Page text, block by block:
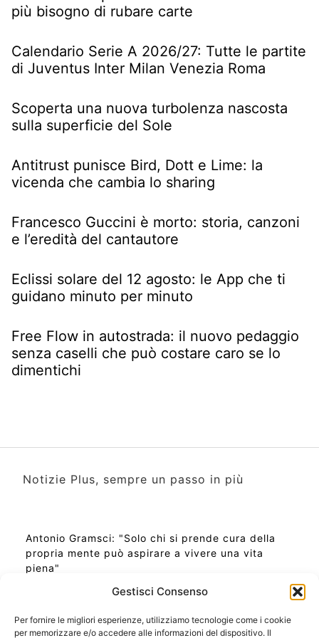
Gestisci Consenso
Per fornire le migliori esperienze, utilizziamo tecnologie come i cookie
per memorizzare e/o accedere alle informazioni del dispositivo. Il
più bisogno di rubare carte
Calendario Serie A 2026/27: Tutte le partite
di Juventus Inter Milan Venezia Roma
Scoperta una nuova turbolenza nascosta
sulla superficie del Sole
Antitrust punisce Bird, Dott e Lime: la
vicenda che cambia lo sharing
Francesco Guccini è morto: storia, canzoni
e l’eredità del cantautore
Eclissi solare del 12 agosto: le App che ti
guidano minuto per minuto
Free Flow in autostrada: il nuovo pedaggio
senza caselli che può costare caro se lo
dimentichi
Notizie Plus, sempre un passo in più
Antonio Gramsci: "Solo chi si prende cura della
propria mente può aspirare a vivere una vita
piena"
Ora Esatta in Italia in questo momento